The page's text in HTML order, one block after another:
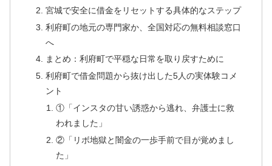
宮城で安全に借金をリセットする具体的なステップ
利府町の地元の専門家か、全国対応の無料相談窓口
へ
まとめ：利府町で平穏な日常を取り戻すために
利府町で借金問題から抜け出した5人の実体験コメ
ント
①「インスタの甘い誘惑から逃れ、弁護士に救
われました」
②「リボ地獄と闇金の一歩手前で目が覚めまし
た」